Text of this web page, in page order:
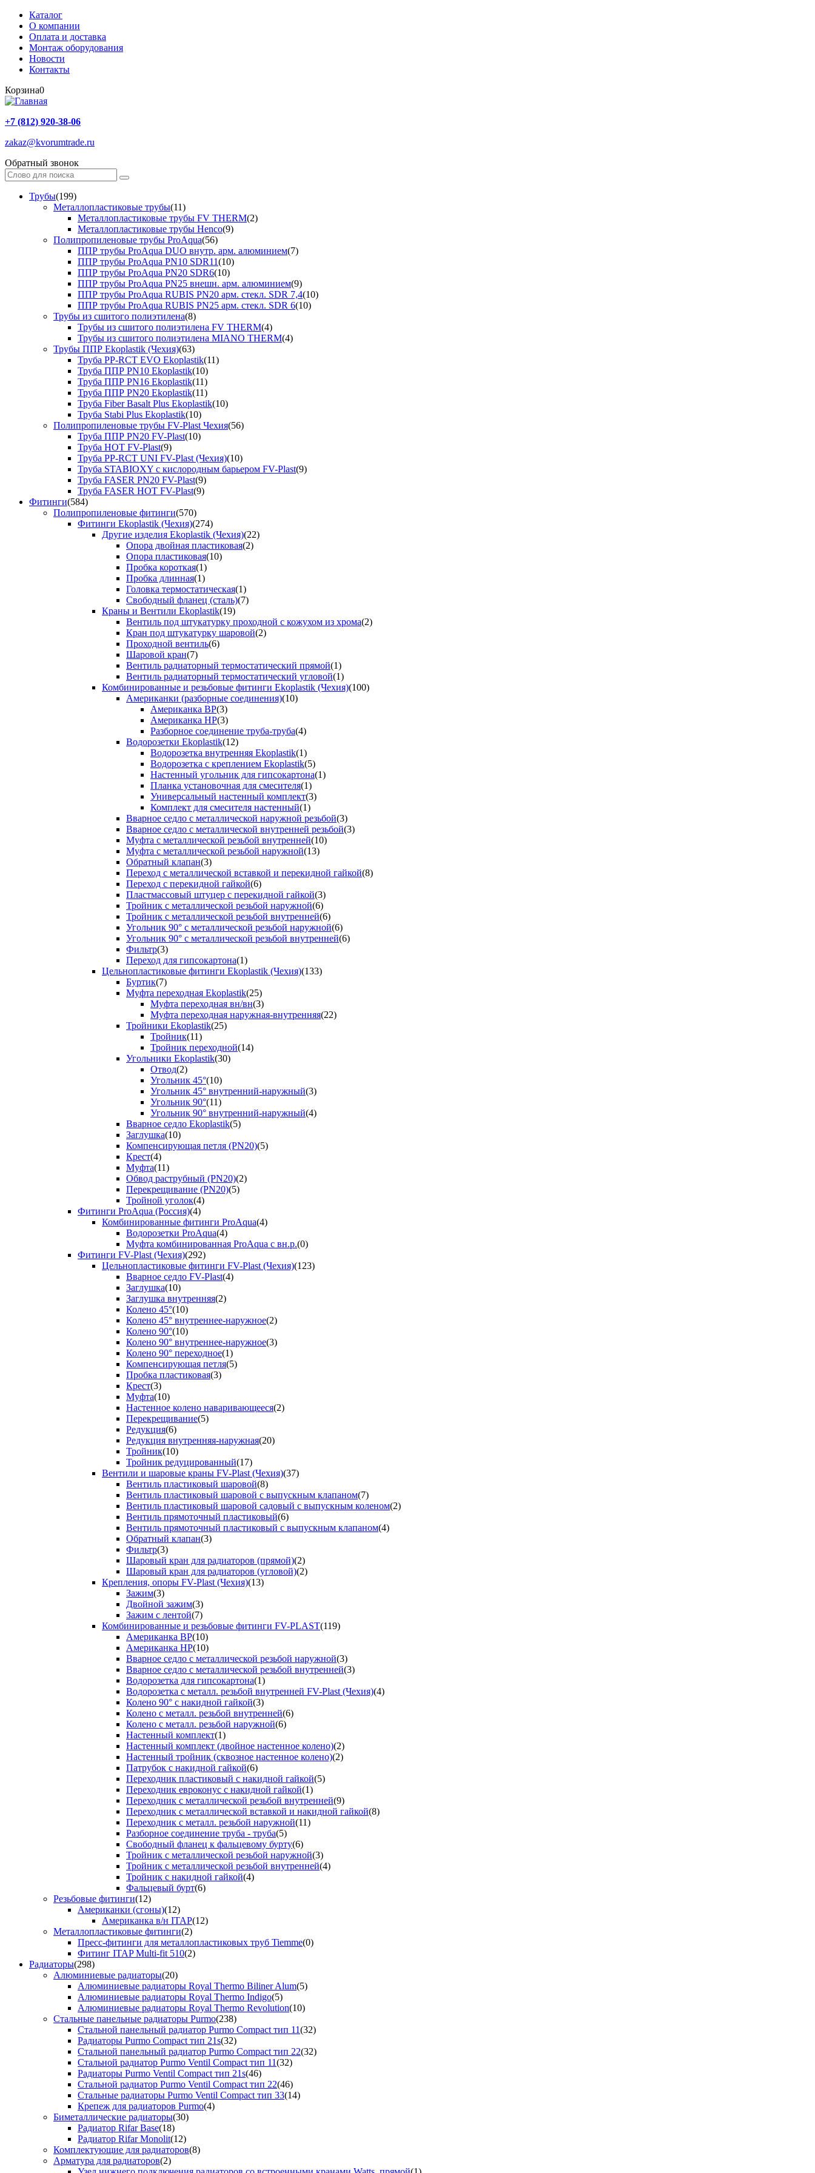
Каталог
О компании
Оплата и доставка
Монтаж оборудования
Новости
Контакты
Корзина0
+7 (812) 920-38-06
zakaz@kvorumtrade.ru
Обратный звонок
Трубы(199)
Металлопластиковые трубы(11)
Металлопластиковые трубы FV THERM(2)
Металлопластиковые трубы Henco(9)
Полипропиленовые трубы ProAqua(56)
ППР трубы ProAqua DUO внутр. арм. алюминием(7)
ППР трубы ProAqua PN10 SDR11(10)
ППР трубы ProAqua PN20 SDR6(10)
ППР трубы ProAqua PN25 внешн. арм. алюминием(9)
ППР трубы ProAqua RUBIS PN20 арм. стекл. SDR 7,4(10)
ППР трубы ProAqua RUBIS PN25 арм. стекл. SDR 6(10)
Трубы из сшитого полиэтилена(8)
Трубы из сшитого полиэтилена FV THERM(4)
Трубы из сшитого полиэтилена MIANO THERM(4)
Трубы ППР Ekoplastik (Чехия)(63)
Труба PP-RCT EVO Ekoplastik(11)
Труба ППР PN10 Ekoplastik(10)
Труба ППР PN16 Ekoplastik(11)
Труба ППР PN20 Ekoplastik(11)
Труба Fiber Basalt Plus Ekoplastik(10)
Труба Stabi Plus Ekoplastik(10)
Полипропиленовые трубы FV-Plast Чехия(56)
Труба ППР PN20 FV-Plast(10)
Труба HOT FV-Plast(9)
Труба PP-RCT UNI FV-Plast (Чехия)(10)
Труба STABIOXY с кислородным барьером FV-Plast(9)
Труба FASER PN20 FV-Plast(9)
Труба FASER HOT FV-Plast(9)
Фитинги(584)
Полипропиленовые фитинги(570)
Фитинги Ekoplastik (Чехия)(274)
Другие изделия Ekoplastik (Чехия)(22)
Опора двойная пластиковая(2)
Опора пластиковая(10)
Пробка короткая(1)
Пробка длинная(1)
Головка термостатическая(1)
Свободный фланец (сталь)(7)
Краны и Вентили Ekoplastik(19)
Вентиль под штукатурку проходной с кожухом из хрома(2)
Кран под штукатурку шаровой(2)
Проходной вентиль(6)
Шаровой кран(7)
Вентиль радиаторный термостатический прямой(1)
Вентиль радиаторный термостатический угловой(1)
Комбинированные и резьбовые фитинги Ekoplastik (Чехия)(100)
Американки (разборные соединения)(10)
Американка ВР(3)
Американка НР(3)
Разборное соединение труба-труба(4)
Водорозетки Ekoplastik(12)
Водорозетка внутренняя Ekoplastik(1)
Водорозетка с креплением Ekoplastik(5)
Настенный угольник для гипсокартона(1)
Планка установочная для смесителя(1)
Универсальный настенный комплект(3)
Комплект для смесителя настенный(1)
Вварное седло с металлической наружной резьбой(3)
Вварное седло с металлической внутренней резьбой(3)
Муфта с металлической резьбой внутренней(10)
Муфта с металлической резьбой наружной(13)
Обратный клапан(3)
Переход с металлической вставкой и перекидной гайкой(8)
Переход с перекидной гайкой(6)
Пластмассовый штуцер с перекидной гайкой(3)
Тройник с металлической резьбой наружной(6)
Тройник с металлической резьбой внутренней(6)
Угольник 90° с металлической резьбой наружной(6)
Угольник 90° с металлической резьбой внутренней(6)
Фильтр(3)
Переход для гипсокартона(1)
Цельнопластиковые фитинги Ekoplastik (Чехия)(133)
Буртик(7)
Муфта переходная Ekoplastik(25)
Муфта переходная вн/вн(3)
Муфта переходная наружная-внутренняя(22)
Тройники Ekoplastik(25)
Тройник(11)
Тройник переходной(14)
Угольники Ekoplastik(30)
Отвод(2)
Угольник 45°(10)
Угольник 45° внутренний-наружный(3)
Угольник 90°(11)
Угольник 90° внутренний-наружный(4)
Вварное седло Ekoplastik(5)
Заглушка(10)
Компенсирующая петля (PN20)(5)
Крест(4)
Муфта(11)
Обвод раструбный (PN20)(2)
Перекрещивание (PN20)(5)
Тройной уголок(4)
Фитинги ProAqua (Россия)(4)
Комбинированные фитинги ProAqua(4)
Водорозетки ProAqua(4)
Муфта комбинированная ProAqua с вн.р.(0)
Фитинги FV-Plast (Чехия)(292)
Цельнопластиковые фитинги FV-Plast (Чехия)(123)
Вварное седло FV-Plast(4)
Заглушка(10)
Заглушка внутренняя(2)
Колено 45°(10)
Колено 45° внутреннее-наружное(2)
Колено 90°(10)
Колено 90° внутреннее-наружное(3)
Колено 90° переходное(1)
Компенсирующая петля(5)
Пробка пластиковая(3)
Крест(3)
Муфта(10)
Настенное колено наваривающееся(2)
Перекрещивание(5)
Редукция(6)
Редукция внутренняя-наружная(20)
Тройник(10)
Тройник редуцированный(17)
Вентили и шаровые краны FV-Plast (Чехия)(37)
Вентиль пластиковый шаровой(8)
Вентиль пластиковый шаровой с выпускным клапаном(7)
Вентиль пластиковый шаровой садовый с выпускным коленом(2)
Вентиль прямоточный пластиковый(6)
Вентиль прямоточный пластиковый с выпускным клапаном(4)
Обратный клапан(3)
Фильтр(3)
Шаровый кран для радиаторов (прямой)(2)
Шаровый кран для радиаторов (угловой)(2)
Крепления, опоры FV-Plast (Чехия)(13)
Зажим(3)
Двойной зажим(3)
Зажим с лентой(7)
Комбинированные и резьбовые фитинги FV-PLAST(119)
Американка ВР(10)
Американка НР(10)
Вварное седло с металлической резьбой наружной(3)
Вварное седло с металлической резьбой внутренней(3)
Водорозетка для гипсокартона(1)
Водорозетка с металл. резьбой внутренней FV-Plast (Чехия)(4)
Колено 90° с накидной гайкой(3)
Колено с металл. резьбой внутренней(6)
Колено с металл. резьбой наружной(6)
Настенный комплект(1)
Настенный комплект (двойное настенное колено)(2)
Настенный тройник (сквозное настенное колено)(2)
Патрубок с накидной гайкой(6)
Переходник пластиковый с накидной гайкой(5)
Переходник евроконус с накидной гайкой(1)
Переходник с металлической резьбой внутренней(9)
Переходник с металлической вставкой и накидной гайкой(8)
Переходник с металл. резьбой наружной(11)
Разборное соединение труба - труба(5)
Свободный фланец к фальцевому бурту(6)
Тройник с металлической резьбой наружной(3)
Тройник с металлической резьбой внутренней(4)
Тройник с накидной гайкой(4)
Фальцевый бурт(6)
Резьбовые фитинги(12)
Американки (сгоны)(12)
Американка в/н ITAP(12)
Металлопластиковые фитинги(2)
Пресс-фитинги для металлопластиковых труб Tiemme(0)
Фитинг ITAP Multi-fit 510(2)
Радиаторы(298)
Алюминиевые радиаторы(20)
Алюминиевые радиаторы Royal Thermo Biliner Alum(5)
Алюминиевые радиаторы Royal Thermo Indigo(5)
Алюминиевые радиаторы Royal Thermo Revolution(10)
Стальные панельные радиаторы Purmo(238)
Стальной панельный радиатор Purmo Compact тип 11(32)
Радиаторы Purmo Compact тип 21s(32)
Стальной панельный радиатор Purmo Compact тип 22(32)
Стальной радиатор Purmo Ventil Compact тип 11(32)
Радиаторы Purmo Ventil Compact тип 21s(46)
Стальной радиатор Purmo Ventil Compact тип 22(46)
Стальные радиаторы Purmo Ventil Compact тип 33(14)
Крепеж для радиаторов Purmo(4)
Биметаллические радиаторы(30)
Радиатор Rifar Base(18)
Радиатор Rifar Monolit(12)
Комплектующие для радиаторов(8)
Арматура для радиаторов(2)